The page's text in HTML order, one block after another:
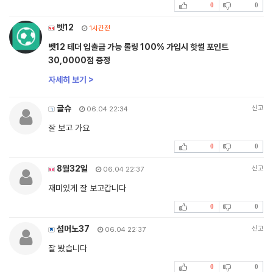
0 0
벳12 1시간전
벳12 테더 입출금 가능 롤링 100% 가입시 핫썰 포인트
30,0000점 증정
자세히 보기 >
글슈 06.04 22:34 신고
잘 보고 가요
0 0
8월32일 06.04 22:37 신고
재미있게 잘 보고갑니다
0 0
섬머노37 06.04 22:37 신고
잘 봤습니다
0 0